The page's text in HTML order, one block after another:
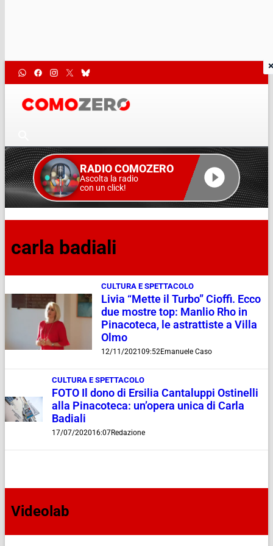
RADIO COMOZERO
Ascolta la radio
con un click!
carla badiali
CULTURA E SPETTACOLO
Livia “Mette il Turbo” Cioffi. Ecco
due mostre top: Manlio Rho in
Pinacoteca, le astrattiste a Villa
Olmo
12/11/202109:52Emanuele Caso
CULTURA E SPETTACOLO
FOTO Il dono di Ersilia Cantaluppi Ostinelli
alla Pinacoteca: un’opera unica di Carla
Badiali
17/07/202016:07Redazione
Videolab